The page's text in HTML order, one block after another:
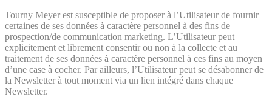
Tourny Meyer est susceptible de proposer à l’Utilisateur de fournir
certaines de ses données à caractère personnel à des fins de
prospection/de communication marketing. L’Utilisateur peut
explicitement et librement consentir ou non à la collecte et au
traitement de ses données à caractère personnel à ces fins au moyen
d’une case à cocher. Par ailleurs, l’Utilisateur peut se désabonner de
la Newsletter à tout moment via un lien intégré dans chaque
Newsletter.